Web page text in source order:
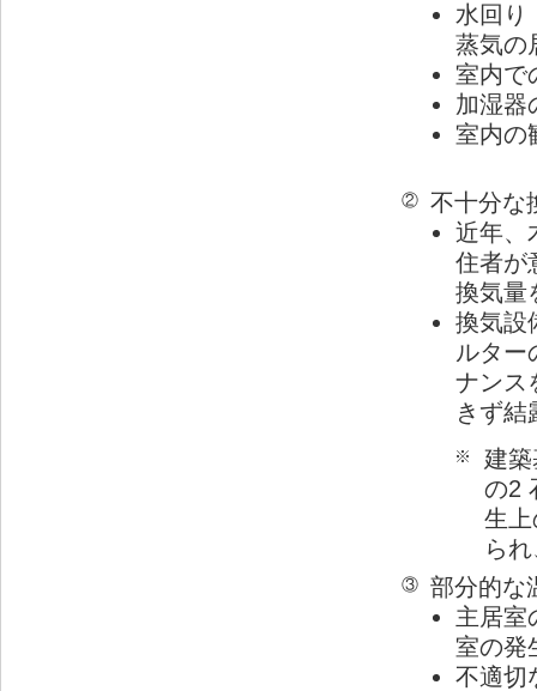
水回り
蒸気の
室内で
加湿器
室内の
②
不十分な
近年、
住者が
換気量
換気設
ルター
ナンス
きず結
※
建
の2
生
ら
③
部分的な
主居室
室の発
不適切